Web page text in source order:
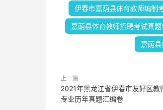
伊春市嘉荫县体育教师编制
嘉荫县体育教师招聘考试真题
嘉荫
上一篇
2021年黑龙江省伊春市友好区教
专业历年真题汇编卷